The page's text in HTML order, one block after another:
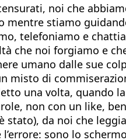
noi che
mentre stiamo
telefoniamo e
che noi forgiamo e
umano dalle sue
misto di
una volta, quando
non con un like,
stato), da noi che
sono lo